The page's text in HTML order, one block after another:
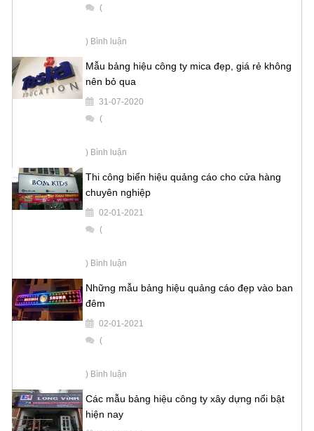
(
) Bình luận
Mẫu bảng hiệu công ty mica đẹp, giá rẻ không
nên bỏ qua
31-07-2020
(
) Bình luận
Thi công biển hiệu quảng cáo cho cửa hàng
chuyên nghiệp
02-01-2021
(
) Bình luận
Những mẫu bảng hiệu quảng cáo đẹp vào ban
đêm
02-01-2021
(
) Bình luận
Các mẫu bảng hiệu công ty xây dựng nổi bật
hiện nay